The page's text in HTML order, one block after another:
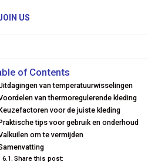
US
of Contents
van temperatuurwisselingen
van thermoregulerende kleding
voor de juiste kleding
tips voor gebruik en onderhoud
om te vermijden
Share this post: